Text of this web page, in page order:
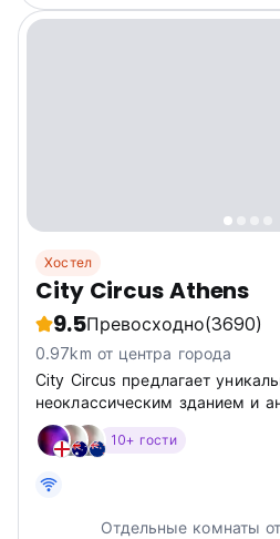
Хостел
City Circus Athens
9.5Превосходно(3690)
0.97km от центра города
City Circus предлагает
неоклассическим зданием и
мебелью, настенными
на заказ кроватями и
карточек доступа и камер
10+ гости
Отдельные комнаты от